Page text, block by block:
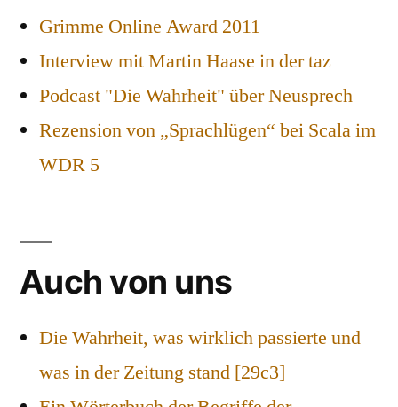
Grimme Online Award 2011
Interview mit Martin Haase in der taz
Podcast "Die Wahrheit" über Neusprech
Rezension von „Sprachlügen“ bei Scala im
WDR 5
Auch von uns
Die Wahrheit, was wirklich passierte und
was in der Zeitung stand [29c3]